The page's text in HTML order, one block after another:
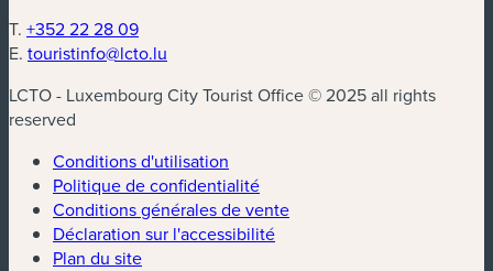
T. +352 22 28 09
E. touristinfo@lcto.lu
LCTO - Luxembourg City Tourist Office © 2025 all rights
reserved
Conditions d'utilisation
Politique de confidentialité
Conditions générales de vente
Déclaration sur l'accessibilité
Plan du site